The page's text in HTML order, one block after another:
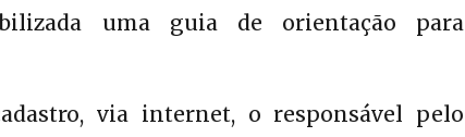
uma guia de orientação para
via internet, o responsável pelo